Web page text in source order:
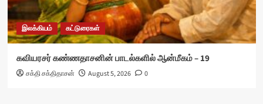
இலக்கியம் கட்டுரைகள்
கவியரசர் கண்ணதாசனின் பாடல்களில் ஆன்மீகம் – 19
சக்தி சக்திதாசன் August 5, 2026 0